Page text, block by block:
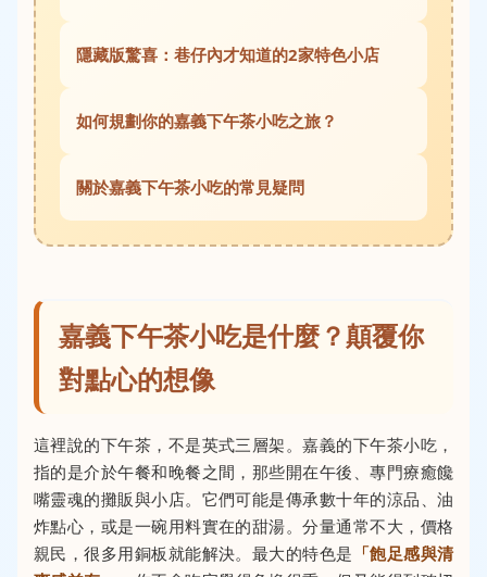
隱藏版驚喜：巷仔內才知道的2家特色小店
如何規劃你的嘉義下午茶小吃之旅？
關於嘉義下午茶小吃的常見疑問
嘉義下午茶小吃是什麼？顛覆你
對點心的想像
這裡說的下午茶，不是英式三層架。嘉義的下午茶小吃，
指的是介於午餐和晚餐之間，那些開在午後、專門療癒饞
嘴靈魂的攤販與小店。它們可能是傳承數十年的涼品、油
炸點心，或是一碗用料實在的甜湯。分量通常不大，價格
親民，很多用銅板就能解決。最大的特色是 「飽足感與清